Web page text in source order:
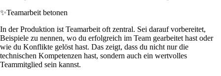
✨Teamarbeit betonen
In der Produktion ist Teamarbeit oft zentral. Sei darauf vorbereitet,
Beispiele zu nennen, wo du erfolgreich im Team gearbeitet hast oder
wie du Konflikte gelöst hast. Das zeigt, dass du nicht nur die
technischen Kompetenzen hast, sondern auch ein wertvolles
Teammitglied sein kannst.